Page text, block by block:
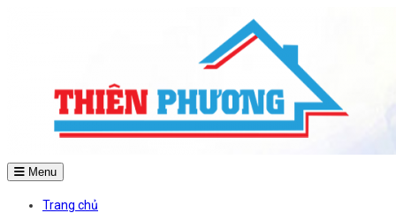
Menu
Trang chủ